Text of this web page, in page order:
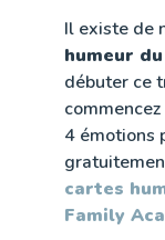
Il existe de
humeur
débuter ce
4 émotions
cartes
Family